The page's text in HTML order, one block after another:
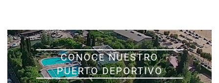
CONOCE NUESTRO
PUERTO DEPORTIVO